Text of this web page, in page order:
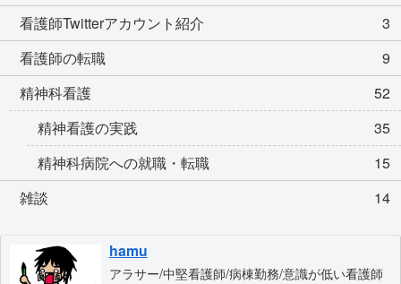
看護師Twitterアカウント紹介
3
看護師の転職
9
精神科看護
52
精神看護の実践
35
精神科病院への就職・転職
15
雑談
14
hamu
アラサー/中堅看護師/病棟勤務/意識が低い看護師